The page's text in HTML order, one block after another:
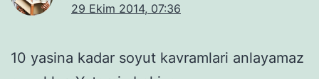
29 Ekim 2014, 07:36
10 yasina kadar soyut kavramlari anlayamaz